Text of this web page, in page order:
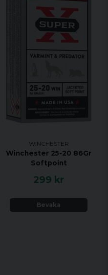
WINCHESTER
Winchester 25-20 86Gr
Softpoint
299 kr
Bevaka